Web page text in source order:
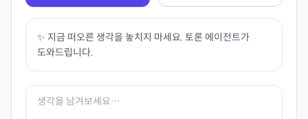
✨ 지금 떠오른 생각을 놓치지 마세요. 토론 에이전트가
도와드립니다.